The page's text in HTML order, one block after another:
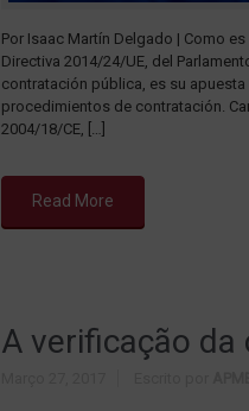
Por Isaac Martín Delgado | Como
Directiva 2014/24/UE, del
contratación pública, es su
procedimientos de contratación.
2004/18/CE, […]
Read More
A verificação da